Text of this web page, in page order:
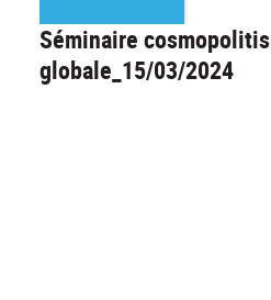
Séminaire
globale_15/03/2024